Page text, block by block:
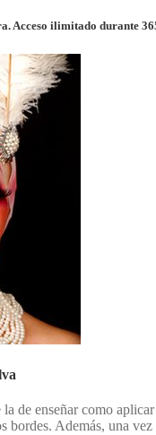
Acceso ilimitado durante
de enseñar como
bordes. Además, una